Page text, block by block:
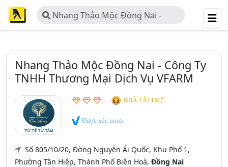
Nhang Thảo Mộc Đồng Nai -
Công Ty TNHH Thương Mại Dịch Vụ
Nhang Thảo Mộc Đồng Nai - Công Ty
TNHH Thương Mại Dịch Vụ VFARM
NHÀ TÀI TRỢ
Được xác minh
Số 805/10/20, Đờng Nguyễn Ái Quốc, Khu Phố 1,
Phường Tân Hiệp, Thành Phố Biên Hoà, Đồng Nai